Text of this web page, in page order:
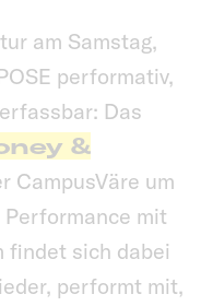
am Samstag,
performativ,
Das
&
CampusVäre um
mit
findet sich dabei
performt mit,